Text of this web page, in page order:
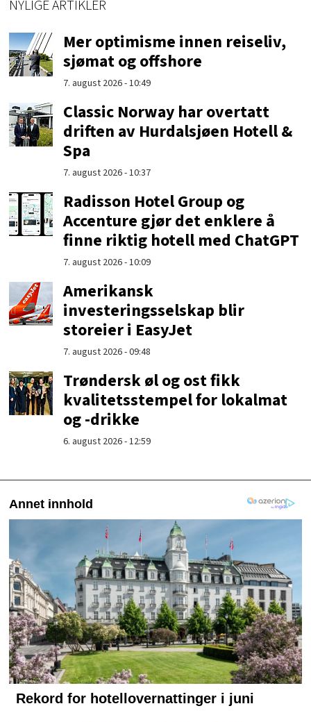
NYLIGE ARTIKLER
Mer optimisme innen reiseliv,
sjømat og offshore
7. august 2026 - 10:49
Classic Norway har overtatt
driften av Hurdalsjøen Hotell &
Spa
7. august 2026 - 10:37
Radisson Hotel Group og
Accenture gjør det enklere å
finne riktig hotell med ChatGPT
7. august 2026 - 10:09
Amerikansk
investeringsselskap blir
storeier i EasyJet
7. august 2026 - 09:48
Trøndersk øl og ost fikk
kvalitetsstempel for lokalmat
og -drikke
6. august 2026 - 12:59